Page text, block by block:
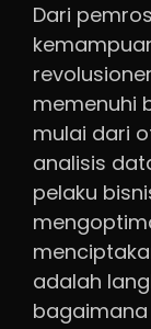
Dari
memenuhi
mulai dari
analisis
pelaku
adalah